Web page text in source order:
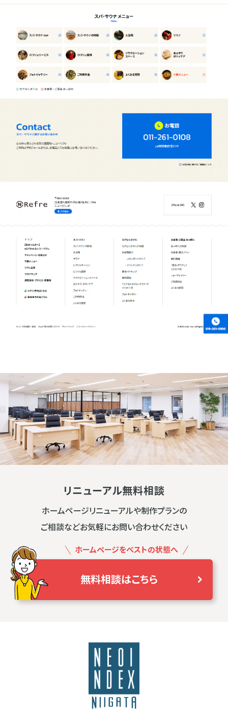
リニューアル無料相談
ホームページリニューアルや制作プランの
ご相談などお気軽にお問い合わせください
ホームページをベストの状態へ
無料相談はこちら